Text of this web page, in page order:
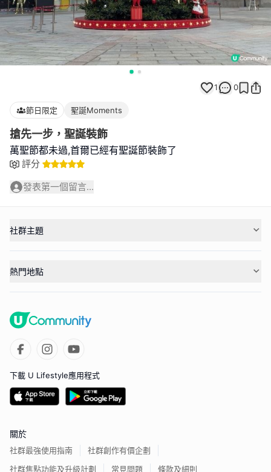
1 0
節日限定 聖誕Moments
搶先一步，聖誕裝飾
萬聖節都未過,首爾已經有聖誕節裝飾了
評分
發表第一個留言...
社群主題
熱門地點
下載 U Lifestyle應用程式
關於
社群最強使用指南
社群創作有價企劃
社群焦點功能及升級計劃
常見問題 條款及細則